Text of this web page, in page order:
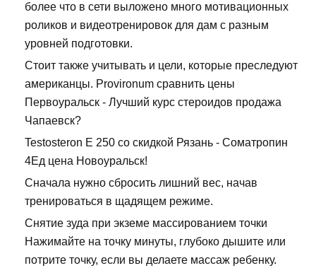
более что в сети выложено много мотивационных
роликов и видеотренировок для дам с разным
уровней подготовки.
Стоит также учитывать и цели, которые преследуют
американцы. Provironum сравнить цены
Первоуральск - Лучший курс стероидов продажа
Чапаевск?
Testosteron E 250 со скидкой Рязань - Cоматропин
4Ед цена Новоуральск!
Сначала нужно сбросить лишний вес, начав
тренироваться в щадящем режиме.
Снятие зуда при экземе массированием точки
Нажимайте на точку минуты, глубоко дышите или
потрите точку, если вы делаете массаж ребенку.